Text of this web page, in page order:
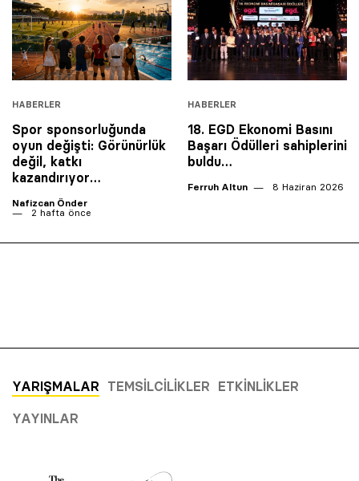
HABERLER
Spor sponsorluğunda
oyun değişti: Görünürlük
değil, katkı
kazandırıyor…
Nafizcan Önder
2 hafta önce
HABERLER
18. EGD Ekonomi Basını
Başarı Ödülleri sahiplerini
buldu…
Ferruh Altun 8 Haziran 2026
YARIŞMALAR TEMSILCILIKLER ETKINLIKLER
YAYINLAR